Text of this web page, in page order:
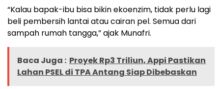
“Kalau bapak-ibu bisa bikin ekoenzim, tidak perlu lagi
beli pembersih lantai atau cairan pel. Semua dari
sampah rumah tangga,” ajak Munafri.
Baca Juga : Proyek Rp3 Triliun, Appi Pastikan
Lahan PSEL di TPA Antang Siap Dibebaskan